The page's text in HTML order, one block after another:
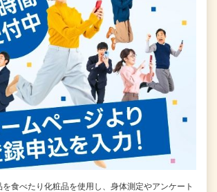
を食べたり化粧品を使用し、身体測定やアンケート